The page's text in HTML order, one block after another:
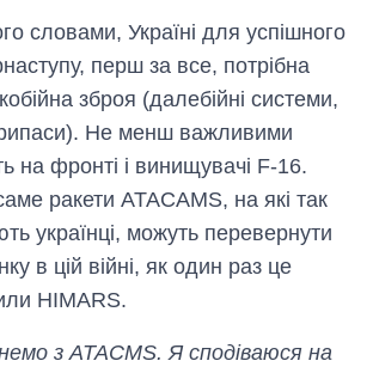
словами, Україні для успішного
перш за все, потрібна
зброя (далебійні системи,
Не менш важливими
на фронті і винищувачі F-16.
ракети ATACAMS, на які так
українці, можуть перевернути
в цій війні, як один раз це
HIMARS.
з ATACMS. Я сподіваюся на
Від 1 місяця – до 5
років: хто і як
довго обіймав
СЗР